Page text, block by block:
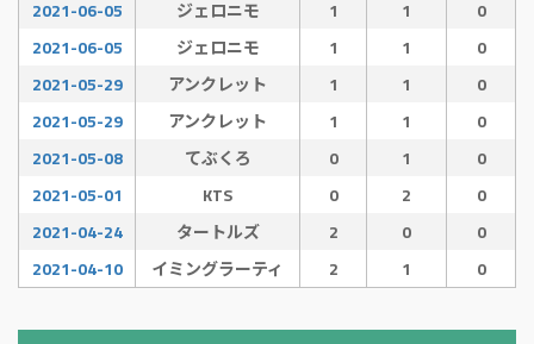
2021-06-05
ジェロニモ 1 1
0
2021-06-05
ジェロニモ 1 1
0
2021-05-29
アンクレット 1 1
0
2021-05-29
アンクレット 1 1
0
2021-05-08
てぶくろ 0 1
0
2021-05-01
KTS 0 2
0
2021-04-24
タートルズ 2 0
0
2021-04-10
イミングラーティ 2 1 0